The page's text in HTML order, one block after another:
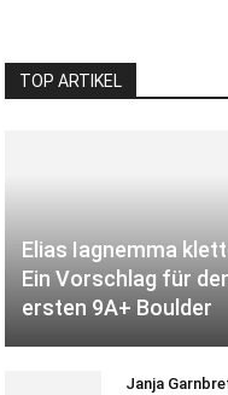
TOP ARTIKEL
Elias Iagnemma
Ein Vorschlag für
ersten 9A+ Boulder
Janja